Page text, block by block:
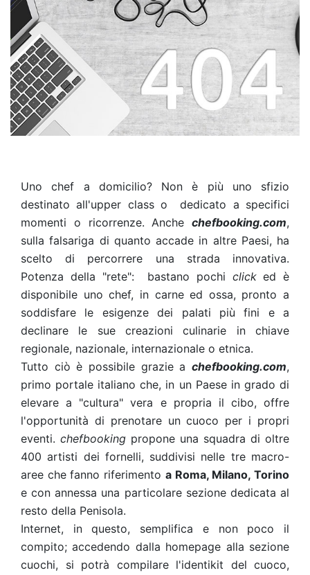
Uno chef a domicilio? Non è più uno sfizio
destinato all'upper class o dedicato a specifici
momenti o ricorrenze. Anche chefbooking.com,
sulla falsariga di quanto accade in altre Paesi, ha
scelto di percorrere una strada innovativa.
Potenza della "rete": bastano pochi clicked è
disponibile uno chef, in carne ed ossa, pronto a
soddisfare le esigenze dei palati più fini e a
declinare le sue creazioni culinarie in chiave
regionale, nazionale, internazionale o etnica.
Tutto ciò è possibile grazie a chefbooking.com,
primo portale italiano che, in un Paese in grado di
elevare a "cultura" vera e propria il cibo, offre
l'opportunità di prenotare un cuoco per i propri
eventi. chefbooking propone una squadra di oltre
400 artisti dei fornelli, suddivisi nelle tre macro-
aree che fanno riferimento a Roma, Milano, Torino
e con annessa una particolare sezione dedicata al
resto della Penisola.
Internet, in questo, semplifica e non poco il
compito; accedendo dalla homepage alla sezione
cuochi, si potrà compilare l'identikit del cuoco,